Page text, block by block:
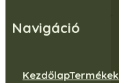
Navigáció
KezdőlapTermékek